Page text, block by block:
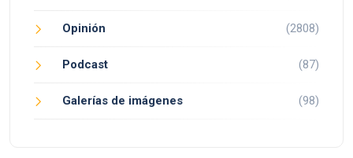
Opinión (2808)
Podcast (87)
Galerías de imágenes (98)